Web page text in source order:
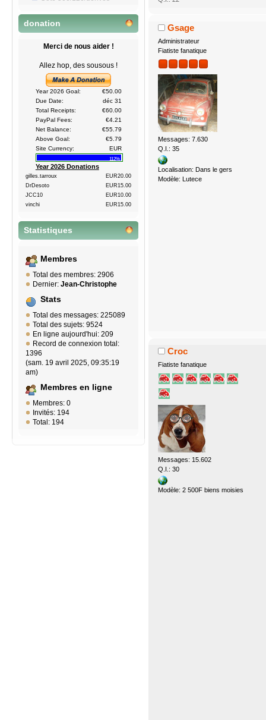
donation
Merci de nous aider !
Allez hop, des sousous !
Year 2026 Goal:
€50.00
Due Date:
déc 31
Total Receipts:
€60.00
PayPal Fees:
€4.21
Net Balance:
€55.79
Above Goal:
€5.79
Site Currency:
EUR
112%
Year 2026 Donations
gilles.tarroux
EUR20.00
DrDesoto
EUR15.00
JCC10
EUR10.00
vinchi
EUR15.00
Statistiques
Membres
Total des membres: 2906
Dernier: Jean-Christophe
Stats
Total des messages: 225089
Total des sujets: 9524
En ligne aujourd'hui: 209
Record de connexion total:
1396
(sam. 19 avril 2025, 09:35:19
am)
Membres en ligne
Membres: 0
Invités: 194
Total: 194
Gsage
Administrateur
Fiatiste fanatique
Messages: 7.630
Q.I.: 35
Localisation: Dans le gers
Modèle: Lutece
Croc
Fiatiste fanatique
Messages: 15.602
Q.I.: 30
Modèle: 2 500F biens moisies